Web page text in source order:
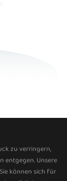
zu verringern,
entgegen. Unsere
können sich für